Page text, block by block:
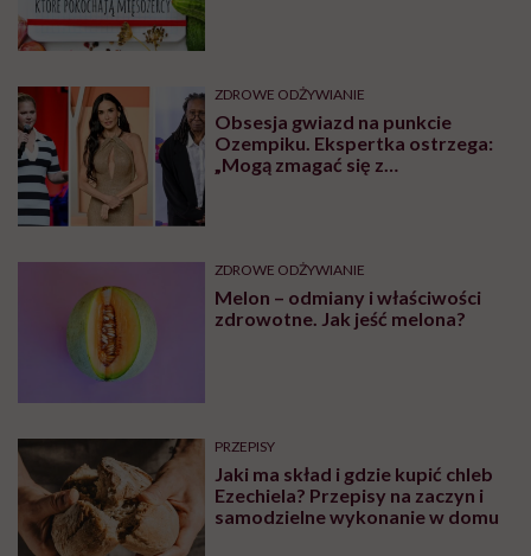
YouTube
Apple Podcasts
To rozmowa m.in. o tym, dlaczego jest nam tak trudno
leżącym w sklepie przy kasie. „Ta żywność nas po
prostu otacza, osacza” podkreśla Smolik. Wyjaśnia, jak
producenci żywności wysokoprzetworzonej hakują
naszą biologię i dlaczego nawet „fit” batoniki bywają
zdradliwe.
Partnerem podcastu jest marka suplementów diety
Naturell.